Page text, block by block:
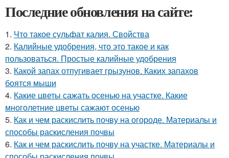
Последние обновления на сайте:
1. Что такое сульфат калия. Свойства
2. Калийные удобрения, что это такое и как
пользоваться. Простые калийные удобрения
3. Какой запах отпугивает грызунов. Каких запахов
боятся мыши
4. Какие цветы сажать осенью на участке. Какие
многолетние цветы сажают осенью
5. Как и чем раскислить почву на огороде. Материалы и
способы раскисления почвы
6. Как и чем раскислить почву на участке. Материалы и